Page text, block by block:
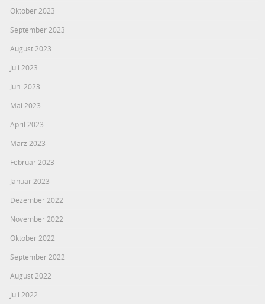
Oktober 2023
September 2023
August 2023
Juli 2023
Juni 2023
Mai 2023
April 2023
März 2023
Februar 2023
Januar 2023
Dezember 2022
November 2022
Oktober 2022
September 2022
August 2022
Juli 2022